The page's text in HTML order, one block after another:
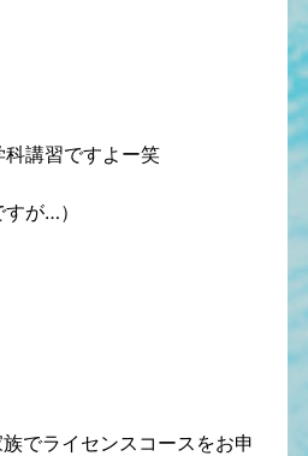
講習ですよー笑
が…）
でライセンスコースをお申